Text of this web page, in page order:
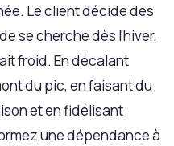
Le client décide des
se cherche dès l'hiver,
froid. En décalant
du pic, en faisant du
et en fidélisant
une dépendance à